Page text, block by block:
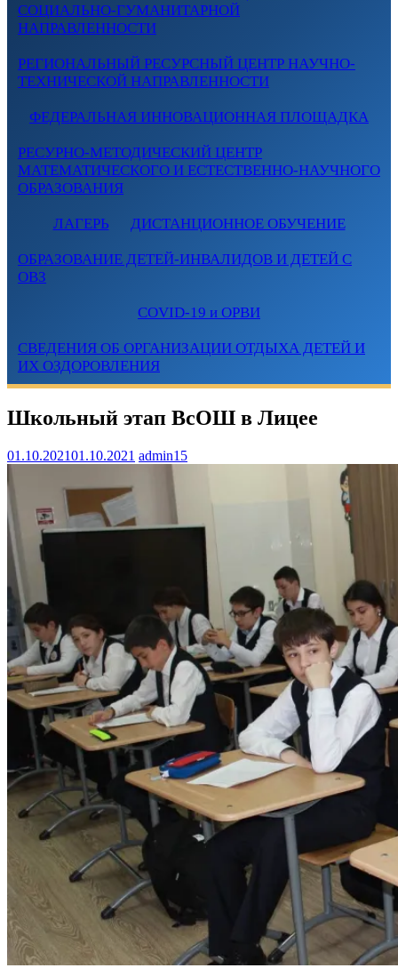
СОЦИАЛЬНО-ГУМАНИТАРНОЙ
НАПРАВЛЕННОСТИ
РЕГИОНАЛЬНЫЙ РЕСУРСНЫЙ ЦЕНТР НАУЧНО-
ТЕХНИЧЕСКОЙ НАПРАВЛЕННОСТИ
ФЕДЕРАЛЬНАЯ ИННОВАЦИОННАЯ ПЛОЩАДКА
РЕСУРНО-МЕТОДИЧЕСКИЙ ЦЕНТР
МАТЕМАТИЧЕСКОГО И ЕСТЕСТВЕННО-НАУЧНОГО
ОБРАЗОВАНИЯ
ЛАГЕРЬ ДИСТАНЦИОННОЕ ОБУЧЕНИЕ
ОБРАЗОВАНИЕ ДЕТЕЙ-ИНВАЛИДОВ И ДЕТЕЙ С
ОВЗ
COVID-19 и ОРВИ
СВЕДЕНИЯ ОБ ОРГАНИЗАЦИИ ОТДЫХА ДЕТЕЙ И
ИХ ОЗДОРОВЛЕНИЯ
Школьный этап ВсОШ в Лицее
01.10.202101.10.2021 admin15